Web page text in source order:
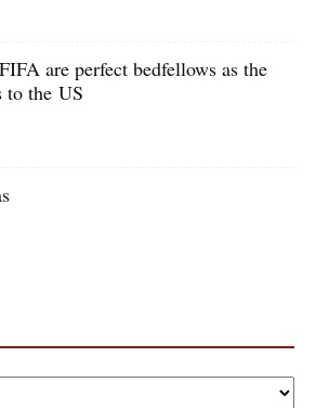
are perfect bedfellows as the
to the US